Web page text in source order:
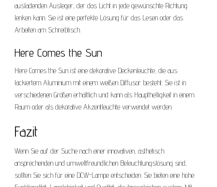
ausladenden Ausleger, der das Licht in jede gewünschte Richtung
lenken kann. Sie ist eine perfekte Lösung für das Lesen oder das
Arbeiten am Schreibtisch.
Here Comes the Sun
Here Comes the Sun ist eine dekorative Deckenleuchte, die aus
lackiertem Aluminium mit einem weißen Diffusor besteht. Sie ist in
verschiedenen Größen erhältlich und kann als Haupthelligkeit in einem
Raum oder als dekorative Akzentleuchte verwendet werden.
Fazit
Wenn Sie auf der Suche nach einer innovativen, ästhetisch
ansprechenden und umweltfreundlichen Beleuchtungslösung sind,
sollten Sie sich für eine DCW-Lampe entscheiden. Sie bieten eine hohe